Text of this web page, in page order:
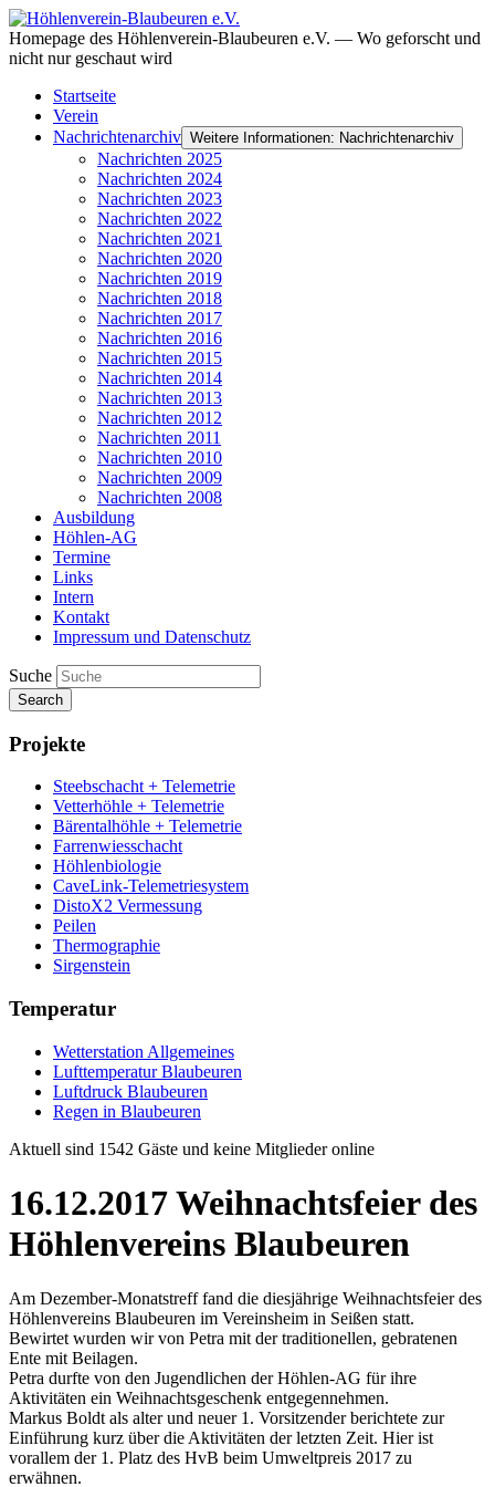
Homepage des Höhlenverein-Blaubeuren e.V. — Wo geforscht und
nicht nur geschaut wird
Startseite
Verein
Nachrichtenarchiv Weitere Informationen: Nachrichtenarchiv
Nachrichten 2025
Nachrichten 2024
Nachrichten 2023
Nachrichten 2022
Nachrichten 2021
Nachrichten 2020
Nachrichten 2019
Nachrichten 2018
Nachrichten 2017
Nachrichten 2016
Nachrichten 2015
Nachrichten 2014
Nachrichten 2013
Nachrichten 2012
Nachrichten 2011
Nachrichten 2010
Nachrichten 2009
Nachrichten 2008
Ausbildung
Höhlen-AG
Termine
Links
Intern
Kontakt
Impressum und Datenschutz
Suche
Search
Projekte
Steebschacht + Telemetrie
Vetterhöhle + Telemetrie
Bärentalhöhle + Telemetrie
Farrenwiesschacht
Höhlenbiologie
CaveLink-Telemetriesystem
DistoX2 Vermessung
Peilen
Thermographie
Sirgenstein
Temperatur
Wetterstation Allgemeines
Lufttemperatur Blaubeuren
Luftdruck Blaubeuren
Regen in Blaubeuren
Aktuell sind 1542 Gäste und keine Mitglieder online
16.12.2017 Weihnachtsfeier des
Höhlenvereins Blaubeuren
Am Dezember-Monatstreff fand die diesjährige Weihnachtsfeier des
Höhlenvereins Blaubeuren im Vereinsheim in Seißen statt.
Bewirtet wurden wir von Petra mit der traditionellen, gebratenen
Ente mit Beilagen.
Petra durfte von den Jugendlichen der Höhlen-AG für ihre
Aktivitäten ein Weihnachtsgeschenk entgegennehmen.
Markus Boldt als alter und neuer 1. Vorsitzender berichtete zur
Einführung kurz über die Aktivitäten der letzten Zeit. Hier ist
vorallem der 1. Platz des HvB beim Umweltpreis 2017 zu
erwähnen.